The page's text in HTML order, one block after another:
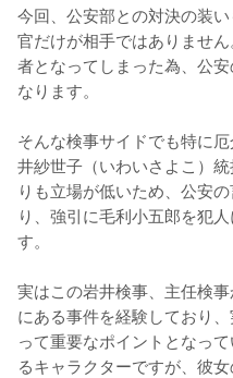
今回、公安部との対決の装
官だけが相手ではありませ
者となってしまった為、公
なります。
そんな検事サイドでも特に
井紗世子（いわいさよこ）
りも立場が低いため、公安
り、強引に毛利小五郎を犯
す。
実はこの岩井検事、主任検
にある事件を経験しており
って重要なポイントとなっ
るキャラクターですが、彼女